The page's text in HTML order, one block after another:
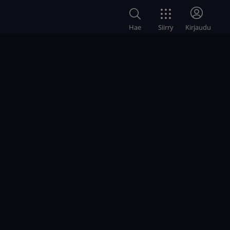
Hae Siirry Kirjaudu